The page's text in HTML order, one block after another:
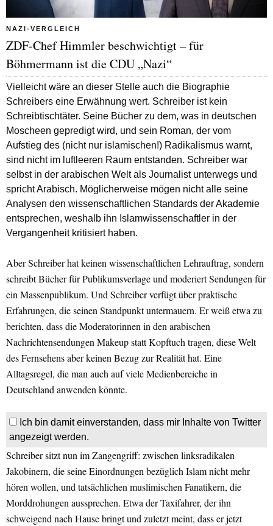
NAZI-VERGLEICH
ZDF-Chef Himmler beschwichtigt – für
Böhmermann ist die CDU „Nazi“
Vielleicht wäre an dieser Stelle auch die Biographie
Schreibers eine Erwähnung wert. Schreiber ist kein
Schreibtischtäter. Seine Bücher zu dem, was in deutschen
Moscheen gepredigt wird, und sein Roman, der vom
Aufstieg des (nicht nur islamischen!) Radikalismus warnt,
sind nicht im luftleeren Raum entstanden. Schreiber war
selbst in der arabischen Welt als Journalist unterwegs und
spricht Arabisch. Möglicherweise mögen nicht alle seine
Analysen den wissenschaftlichen Standards der Akademie
entsprechen, weshalb ihn Islamwissenschaftler in der
Vergangenheit kritisiert haben.
Aber Schreiber hat keinen wissenschaftlichen Lehrauftrag, sondern
schreibt Bücher für Publikumsverlage und moderiert Sendungen für
ein Massenpublikum. Und Schreiber verfügt über praktische
Erfahrungen, die seinen Standpunkt untermauern. Er weiß etwa zu
berichten, dass die Moderatorinnen in den arabischen
Nachrichtensendungen Makeup statt Kopftuch tragen, diese Welt
des Fernsehens aber keinen Bezug zur Realität hat. Eine
Alltagsregel, die man auch auf viele Medienbereiche in
Deutschland anwenden könnte.
Ich bin damit einverstanden, dass mir Inhalte von Twitter
angezeigt werden.
Schreiber sitzt nun im Zangengriff: zwischen linksradikalen
Jakobinern, die seine Einordnungen bezüglich Islam nicht mehr
hören wollen, und tatsächlichen muslimischen Fanatikern, die
Morddrohungen aussprechen. Etwa der Taxifahrer, der ihn
schweigend nach Hause bringt und zuletzt meint, dass er jetzt